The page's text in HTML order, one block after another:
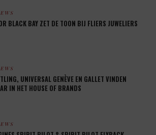
BLACK BAY ZET DE TOON BIJ FLIERS JUWELIERS
UNIVERSAL GENÈVE EN GALLET VINDEN
IN HET HOUSE OF BRANDS